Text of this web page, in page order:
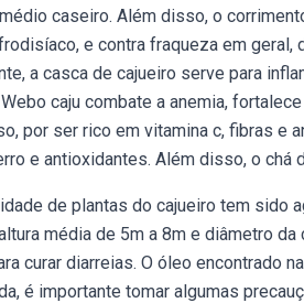
caseiro. Além disso, o
e contra fraqueza em geral,
a casca de cajueiro serve para
caju combate a anemia,
por ser rico em vitamina c, fibras e
e antioxidantes. Além disso, o chá
de plantas do cajueiro tem sido
média de 5m a 8m e diâmetro
curar diarreias. O óleo encontrado
é importante tomar algumas